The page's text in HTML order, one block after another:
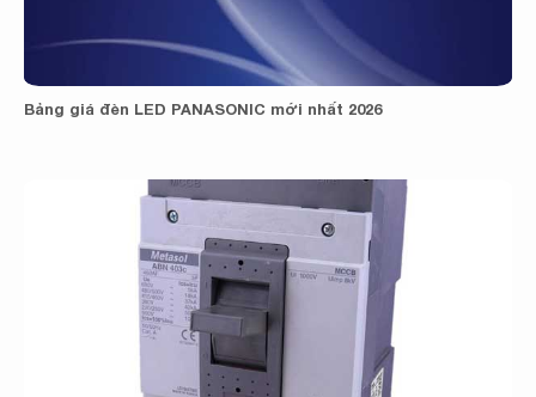
Bảng giá đèn LED PANASONIC mới nhất 2026